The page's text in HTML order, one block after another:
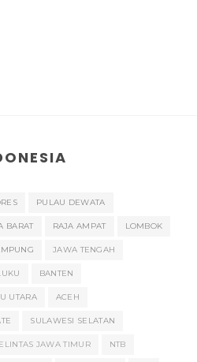
PULAU DEWATA
BARAT RAJA AMPAT LOMBOK
JAWA TENGAH
BANTEN
UTARA ACEH
SULAWESI SELATAN
JAWA TIMUR NTB